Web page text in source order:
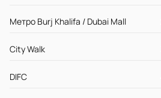
Метро Burj Khalifa / Dubai Mall
City Walk
DIFC